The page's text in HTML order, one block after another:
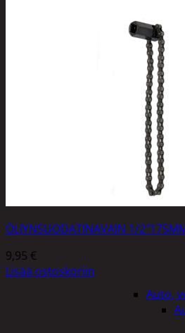
Auto,
ÖLJYNSUODATINAVAIN 1/
9,95 €
Lisää ostoskoriin